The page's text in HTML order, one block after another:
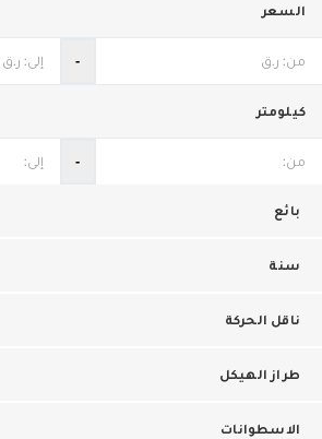
السعر
‐
كيلومتر
‐
بائع
سنة
ناقل الحركة
طراز الهيكل
الاسطوانات